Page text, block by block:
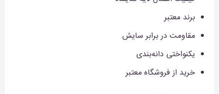
برند معتبر
مقاومت در برابر سایش
یکنواختی دانه‌بندی
خرید از فروشگاه معتبر